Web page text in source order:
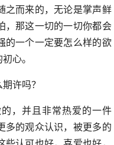
之而来的，无论是掌声鲜
，那这一切的一切你都会
的一个一定要怎么样的欲
心。
许吗？
，并且非常热爱的一件
多的观众认识，被更多的